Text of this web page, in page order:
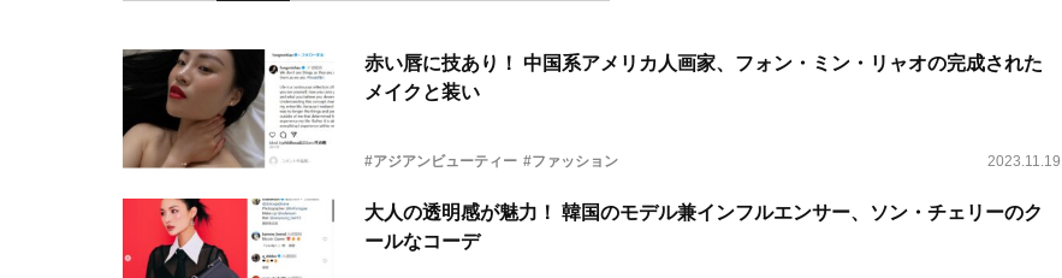
赤い唇に技あり！ 中国系アメリカ人画家、フォン・ミン・リャオの完成された
メイクと装い
#アジアンビューティー #ファッション 2023.11.19
大人の透明感が魅力！ 韓国のモデル兼インフルエンサー、ソン・チェリーのク
ールなコーデ